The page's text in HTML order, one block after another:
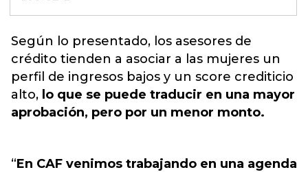
Según lo presentado, los asesores de
crédito tienden a asociar a las mujeres un
perfil de ingresos bajos y un score crediticio
alto, lo que se puede traducir en una mayor
aprobación, pero por un menor monto.
“En CAF venimos trabajando en una agenda